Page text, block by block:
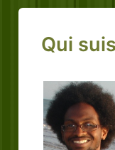
Qui